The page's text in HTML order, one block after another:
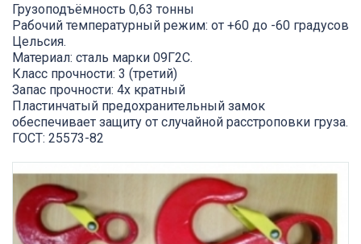
Грузоподъёмность 0,63 тонны
Рабочий температурный режим: от +60 до -60 градусов
Цельсия.
Материал: сталь марки 09Г2С.
Класс прочности: 3 (третий)
Запас прочности: 4х кратный
Пластинчатый предохранительный замок
обеспечивает защиту от случайной расстроповки груза.
ГОСТ: 25573-82